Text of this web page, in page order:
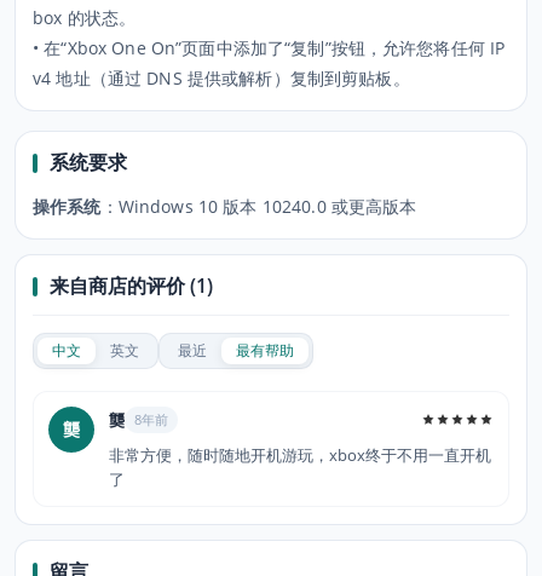
box 的状态。
• 在“Xbox One On”页面中添加了“复制”按钮，允许您将任何 IP
v4 地址（通过 DNS 提供或解析）复制到剪贴板。
系统要求
操作系统： Windows 10 版本 10240.0 或更高版本
来自商店的评价 (1)
中文 英文 最近 最有帮助
龑 龑 8年前
非常方便，随时随地开机游玩，xbox终于不用一直开机
了